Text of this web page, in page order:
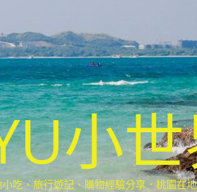
小
吃、旅行遊記、購物經驗分享．桃園在